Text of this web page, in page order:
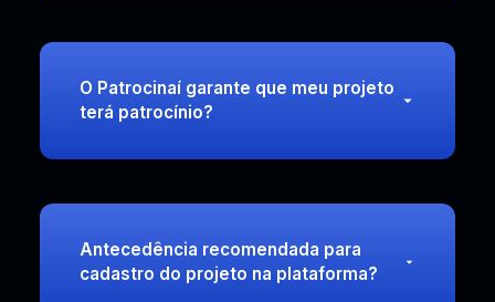
O Patrocinaí garante que meu projeto
terá patrocínio?
Antecedência recomendada para
cadastro do projeto na plataforma?